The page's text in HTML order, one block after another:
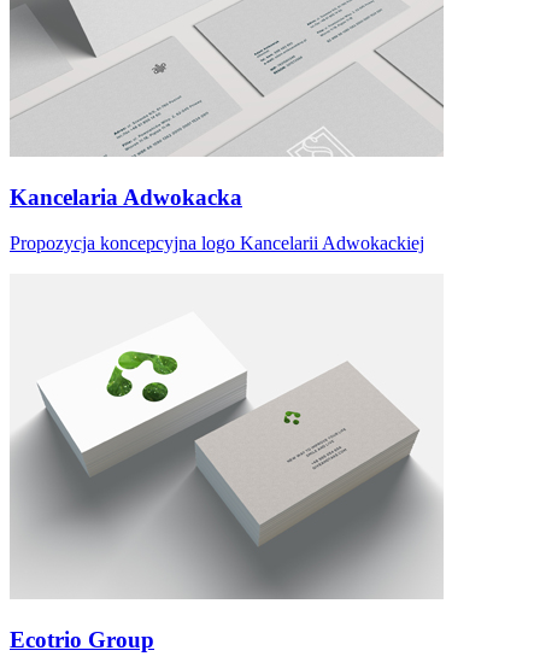
Kancelaria Adwokacka
Propozycja koncepcyjna logo Kancelarii Adwokackiej
Ecotrio Group